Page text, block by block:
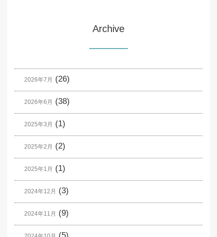
Archive
2026年7月 (26)
2026年6月 (38)
2025年3月 (1)
2025年2月 (2)
2025年1月 (1)
2024年12月 (3)
2024年11月 (9)